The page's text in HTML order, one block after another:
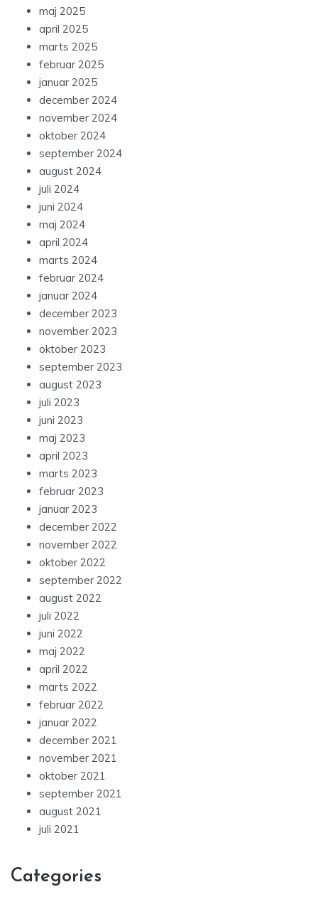
maj 2025
april 2025
marts 2025
februar 2025
januar 2025
december 2024
november 2024
oktober 2024
september 2024
august 2024
juli 2024
juni 2024
maj 2024
april 2024
marts 2024
februar 2024
januar 2024
december 2023
november 2023
oktober 2023
september 2023
august 2023
juli 2023
juni 2023
maj 2023
april 2023
marts 2023
februar 2023
januar 2023
december 2022
november 2022
oktober 2022
september 2022
august 2022
juli 2022
juni 2022
maj 2022
april 2022
marts 2022
februar 2022
januar 2022
december 2021
november 2021
oktober 2021
september 2021
august 2021
juli 2021
Categories